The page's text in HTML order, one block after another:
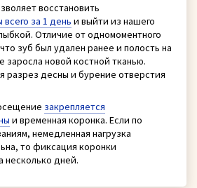
восстановить
всего за 1 день и выйти из нашего
Отличие от одномоментного
зуб был удален ранее и полость на
заросла новой костной тканью.
разрез десны и бурение отверстия
закрепляется
и временная коронка. Если по
немедленная нагрузка
то фиксация коронки
несколько дней.